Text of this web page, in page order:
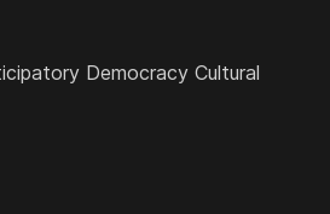
Democracy Cultural